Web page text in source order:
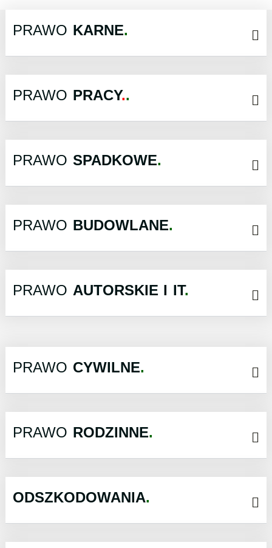
PRAWO KARNE
PRAWO PRACY.
PRAWO SPADKOWE
PRAWO BUDOWLANE
PRAWO AUTORSKIE I IT
PRAWO CYWILNE
PRAWO RODZINNE
ODSZKODOWANIA